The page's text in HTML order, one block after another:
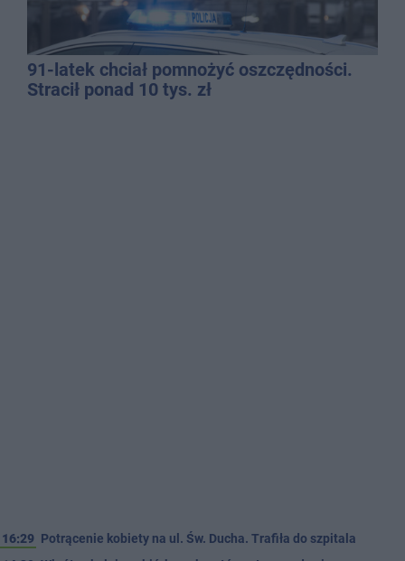
91-latek chciał pomnożyć oszczędności.
Stracił ponad 10 tys. zł
16:29 Potrącenie kobiety na ul. Św. Ducha. Trafiła do szpitala